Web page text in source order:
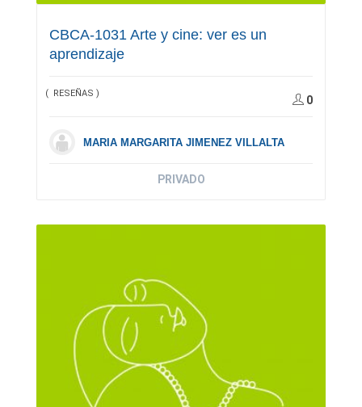
CBCA-1031 Arte y cine: ver es un
aprendizaje
( RESEÑAS )
0
MARIA MARGARITA JIMENEZ VILLALTA
PRIVADO